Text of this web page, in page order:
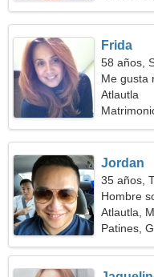
Frida
58 años,
Me gusta
Atlautla
Jordan
35 años,
Hombre
Atlautla,
Patines,